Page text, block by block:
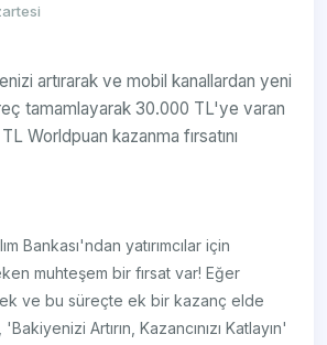
artırarak ve mobil kanallardan yeni
tamamlayarak 30.000 TL'ye varan
Worldpuan kazanma fırsatını
Bankası'ndan yatırımcılar için
muhteşem bir fırsat var! Eğer
ve bu süreçte ek bir kazanç elde
Artırın, Kazancınızı Katlayın'